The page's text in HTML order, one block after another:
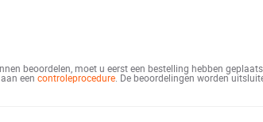
beoordelen, moet u eerst een bestelling hebben
een controleprocedure . De beoordelingen worden